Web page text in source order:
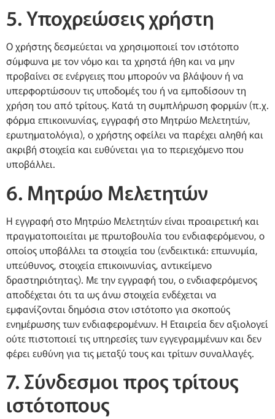
5. Υποχρεώσεις χρήστη
Ο χρήστης δεσμεύεται να χρησιμοποιεί τον ιστότοπο
σύμφωνα με τον νόμο και τα χρηστά ήθη και να μην
προβαίνει σε ενέργειες που μπορούν να βλάψουν ή να
υπερφορτώσουν τις υποδομές του ή να εμποδίσουν τη
χρήση του από τρίτους. Κατά τη συμπλήρωση φορμών (π.χ.
φόρμα επικοινωνίας, εγγραφή στο Μητρώο Μελετητών,
ερωτηματολόγια), ο χρήστης οφείλει να παρέχει αληθή και
ακριβή στοιχεία και ευθύνεται για το περιεχόμενο που
υποβάλλει.
6. Μητρώο Μελετητών
Η εγγραφή στο Μητρώο Μελετητών είναι προαιρετική και
πραγματοποιείται με πρωτοβουλία του ενδιαφερόμενου, ο
οποίος υποβάλλει τα στοιχεία του (ενδεικτικά: επωνυμία,
υπεύθυνος, στοιχεία επικοινωνίας, αντικείμενο
δραστηριότητας). Με την εγγραφή του, ο ενδιαφερόμενος
αποδέχεται ότι τα ως άνω στοιχεία ενδέχεται να
εμφανίζονται δημόσια στον ιστότοπο για σκοπούς
ενημέρωσης των ενδιαφερομένων. Η Εταιρεία δεν αξιολογεί
ούτε πιστοποιεί τις υπηρεσίες των εγγεγραμμένων και δεν
φέρει ευθύνη για τις μεταξύ τους και τρίτων συναλλαγές.
7. Σύνδεσμοι προς τρίτους
ιστότοπους